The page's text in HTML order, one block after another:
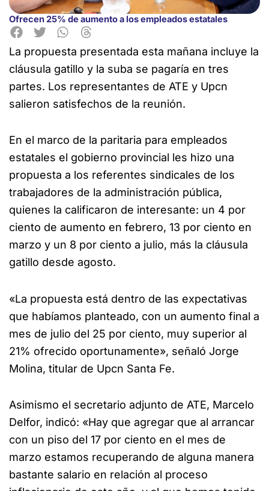
Ofrecen 25% de aumento a los empleados estatales
La propuesta presentada esta mañana incluye la
cláusula gatillo y la suba se pagaría en tres
partes. Los representantes de ATE y Upcn
salieron satisfechos de la reunión.
En el marco de la paritaria para empleados
estatales el gobierno provincial les hizo una
propuesta a los referentes sindicales de los
trabajadores de la administración pública,
quienes la calificaron de interesante: un 4 por
ciento de aumento en febrero, 13 por ciento en
marzo y un 8 por ciento a julio, más la cláusula
gatillo desde agosto.
«La propuesta está dentro de las expectativas
que habíamos planteado, con un aumento final a
mes de julio del 25 por ciento, muy superior al
21% ofrecido oportunamente», señaló Jorge
Molina, titular de Upcn Santa Fe.
Asimismo el secretario adjunto de ATE, Marcelo
Delfor, indicó: «Hay que agregar que al arrancar
con un piso del 17 por ciento en el mes de
marzo estamos recuperando de alguna manera
bastante salario en relación al proceso